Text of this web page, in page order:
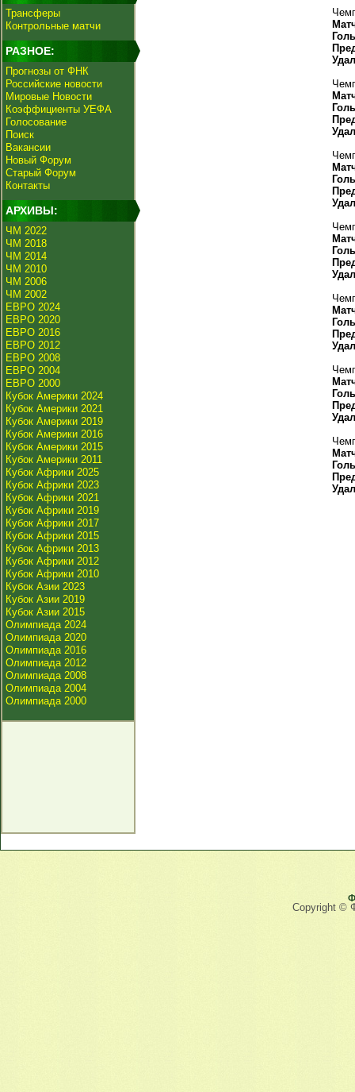
Трансферы
Контрольные матчи
РАЗНОЕ:
Прогнозы от ФНК
Российские новости
Мировые Новости
Коэффициенты УЕФА
Голосование
Поиск
Вакансии
Новый Форум
Старый Форум
Контакты
АРХИВЫ:
ЧМ 2022
ЧМ 2018
ЧМ 2014
ЧМ 2010
ЧМ 2006
ЧМ 2002
ЕВРО 2024
ЕВРО 2020
ЕВРО 2016
ЕВРО 2012
ЕВРО 2008
ЕВРО 2004
ЕВРО 2000
Кубок Америки 2024
Кубок Америки 2021
Кубок Америки 2019
Кубок Америки 2016
Кубок Америки 2015
Кубок Америки 2011
Кубок Африки 2025
Кубок Африки 2023
Кубок Африки 2021
Кубок Африки 2019
Кубок Африки 2017
Кубок Африки 2015
Кубок Африки 2013
Кубок Африки 2012
Кубок Африки 2010
Кубок Азии 2023
Кубок Азии 2019
Кубок Азии 2015
Олимпиада 2024
Олимпиада 2020
Олимпиада 2016
Олимпиада 2012
Олимпиада 2008
Олимпиада 2004
Олимпиада 2000
Copyright ©